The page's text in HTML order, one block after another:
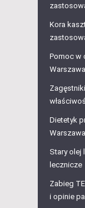
Kora
Pomoc w
Warszawa
Dietetyk
Stary olej
lecznicze
Zabieg
i opinie